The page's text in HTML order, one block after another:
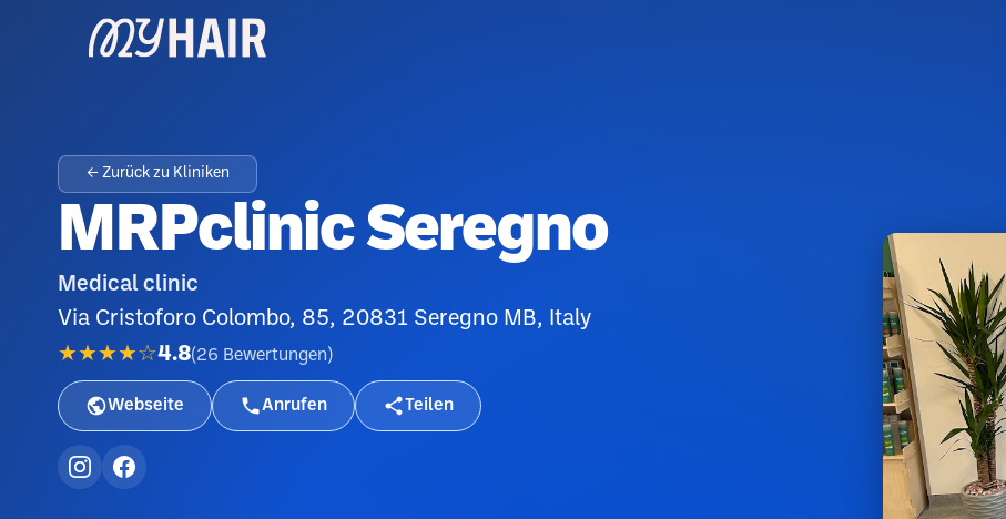
← Zurück zu Kliniken
MRPclinic Seregno
Medical clinic
Via Cristoforo Colombo, 85, 20831 Seregno MB, Italy
★★★★☆4.8(26 Bewertungen )
Webseite Anrufen Teilen